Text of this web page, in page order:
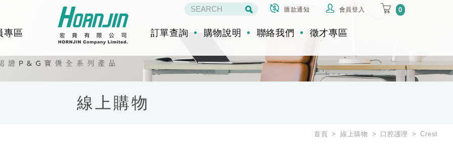
匯款通知 會員登入 0
專區 訂單查詢 購物說明 聯絡我們 徵才專區
線上購物
首頁 線上購物 口腔護理 Crest